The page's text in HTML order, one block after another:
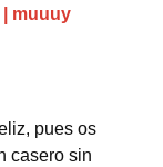
muuuy
pues os
casero sin